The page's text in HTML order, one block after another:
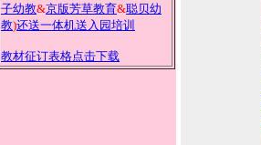
子幼教&京版芳草教育&聪贝幼
教)还送一体机送入园培训
教材征订表格点击下载